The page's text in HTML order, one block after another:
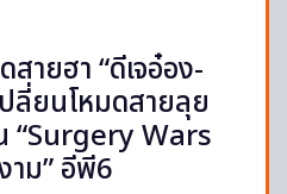
ายฮา “ดีเจอ๋อง-
ลี่ยนโหมดสายลุย
“Surgery Wars
าม” อีพี6